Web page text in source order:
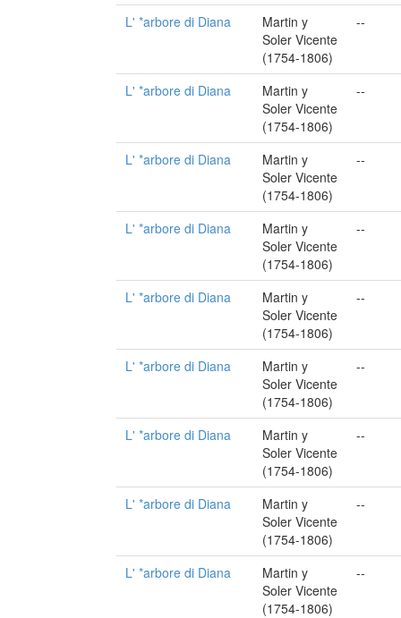
L' *arbore di Diana
Martin y
Soler Vicente
(1754-1806)
--
L' *arbore di Diana
Martin y
Soler Vicente
(1754-1806)
--
L' *arbore di Diana
Martin y
Soler Vicente
(1754-1806)
--
L' *arbore di Diana
Martin y
Soler Vicente
(1754-1806)
--
L' *arbore di Diana
Martin y
Soler Vicente
(1754-1806)
--
L' *arbore di Diana
Martin y
Soler Vicente
(1754-1806)
--
L' *arbore di Diana
Martin y
Soler Vicente
(1754-1806)
--
L' *arbore di Diana
Martin y
Soler Vicente
(1754-1806)
--
L' *arbore di Diana
Martin y
Soler Vicente
(1754-1806)
--